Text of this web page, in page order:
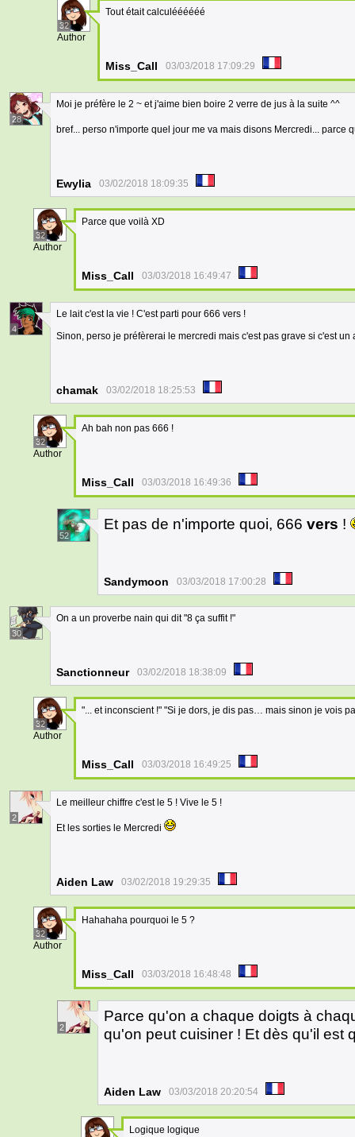
32
Author
Tout était calculéééééé
Miss_Call 03/03/2018 17:09:29
28
Moi je préfère le 2 ~ et j'aime bien boire 2 verre de jus à la suite ^^
bref... perso n'importe quel jour me va mais disons Mercredi... parce
Ewylia 03/02/2018 18:09:35
32
Author
Parce que voilà XD
Miss_Call 03/03/2018 16:49:47
4
Le lait c'est la vie ! C'est parti pour 666 vers !
Sinon, perso je préfèrerai le mercredi mais c'est pas grave si c'est un
chamak 03/02/2018 18:25:53
32
Author
Ah bah non pas 666 !
Miss_Call 03/03/2018 16:49:36
52
Et pas de n'importe quoi, 666 vers !
Sandymoon 03/03/2018 17:00:28
30
On a un proverbe nain qui dit "8 ça suffit !"
Sanctionneur 03/02/2018 18:38:09
32
Author
"... et inconscient !" "Si je dors, je dis pas… mais sinon je vois
Miss_Call 03/03/2018 16:49:25
2
Le meilleur chiffre c'est le 5 ! Vive le 5 !
Et les sorties le Mercredi
Aiden Law 03/02/2018 19:29:35
32
Author
Hahahaha pourquoi le 5 ?
Miss_Call 03/03/2018 16:48:48
2
Parce qu'on a chaque doigts à
qu'on peut cuisiner ! Et dès qu'il est
Aiden Law 03/03/2018 20:20:54
Logique logique